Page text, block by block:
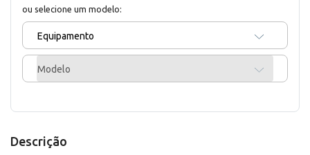
ou selecione um modelo:
Equipamento
Modelo
Descrição